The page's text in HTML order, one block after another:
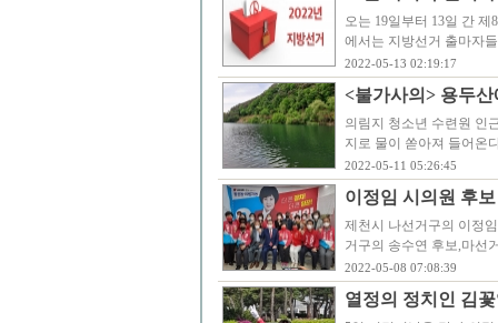
오는 19일부터 13일 간
에서는 지방선거 출마자
2022-05-13 02:19:17
<불가사의> 용두
의림지 청소년 수련원 인
지로 물이 쏟아져 들어온
2022-05-11 05:26:45
이정임 시의원 후
제천시 나선거구의 이정
거구의 송수연 후보,마선
2022-05-08 07:08:39
열정의 정치인 김